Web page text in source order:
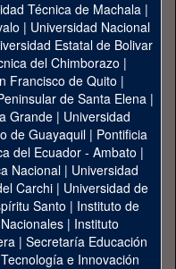
Técnica de Machala|
| Universidad Nacional
Estatal de Bolivar
del Chimborazo |
Francisco de Quito |
de Santa Elena|
Grande | Universidad
de Guayaquil| Pontificia
del Ecuador - Ambato |
Nacional| Universidad
Carchi| Universidad de
Santo | Instituto de
| Instituto
| Secretaría Educación
e Innovación